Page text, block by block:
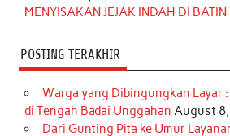
MENYISAKAN JEJAK INDAH DI BATIN
POSTING TERAKHIR
Warga yang Dibingungkan Layar
di Tengah Badai Unggahan August
Dari Gunting Pita ke Umur